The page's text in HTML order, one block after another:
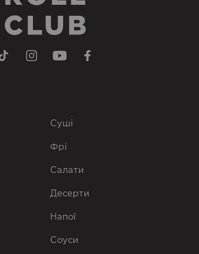
Суші
Фрі
Cалати
Десерти
Напої
Соуси